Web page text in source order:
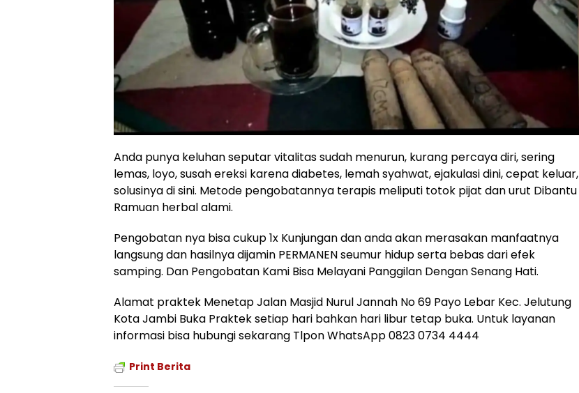
Anda punya keluhan seputar vitalitas sudah menurun, kurang percaya diri, sering
lemas, loyo, susah ereksi karena diabetes, lemah syahwat, ejakulasi dini, cepat keluar,
solusinya di sini. Metode pengobatannya terapis meliputi totok pijat dan urut Dibantu
Ramuan herbal alami.
Pengobatan nya bisa cukup 1x Kunjungan dan anda akan merasakan manfaatnya
langsung dan hasilnya dijamin PERMANEN seumur hidup serta bebas dari efek
samping. Dan Pengobatan Kami Bisa Melayani Panggilan Dengan Senang Hati.
Alamat praktek Menetap Jalan Masjid Nurul Jannah No 69 Payo Lebar Kec. Jelutung
Kota Jambi Buka Praktek setiap hari bahkan hari libur tetap buka. Untuk layanan
informasi bisa hubungi sekarang Tlpon WhatsApp 0823 0734 4444
Print Berita